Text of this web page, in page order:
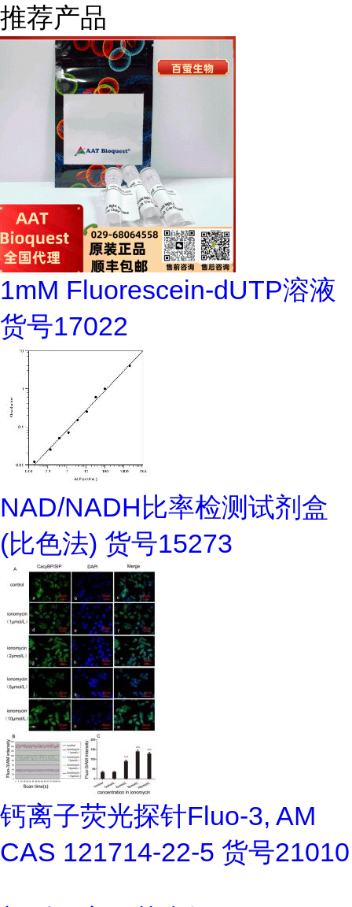
推荐产品
1mM Fluorescein-dUTP溶液
货号17022
NAD/NADH比率检测试剂盒
(比色法) 货号15273
钙离子荧光探针Fluo-3, AM
CAS 121714-22-5 货号21010